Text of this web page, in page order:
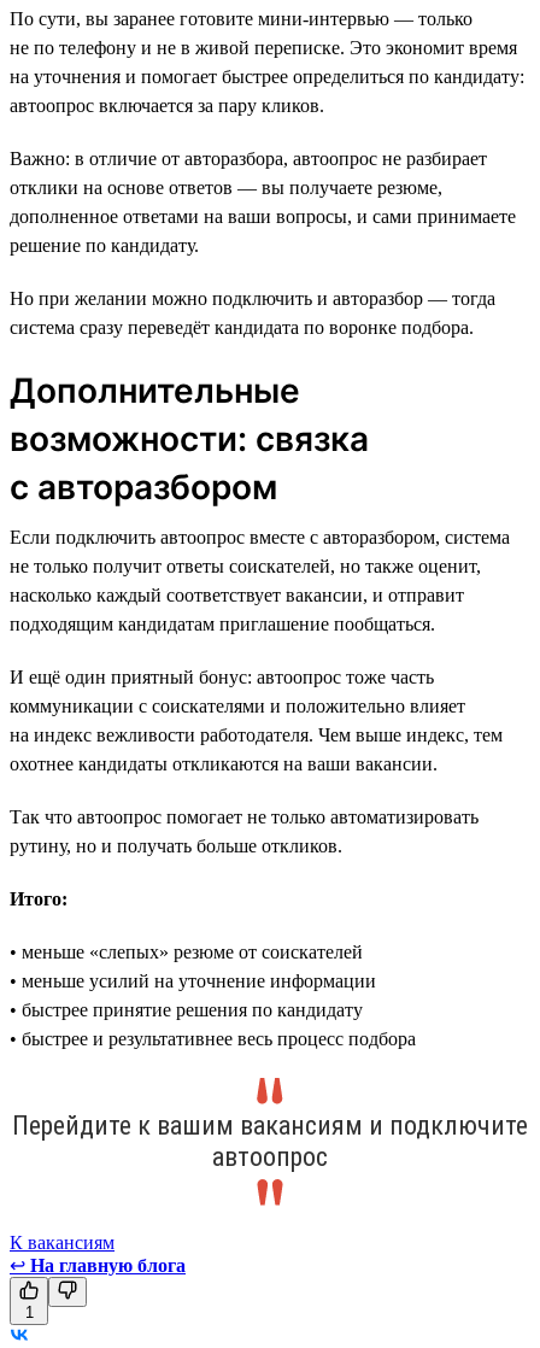
По сути, вы заранее готовите мини-интервью — только
не по телефону и не в живой переписке. Это экономит время
на уточнения и помогает быстрее определиться по кандидату:
автоопрос включается за пару кликов.
Важно: в отличие от авторазбора, автоопрос не разбирает
отклики на основе ответов — вы получаете резюме,
дополненное ответами на ваши вопросы, и сами принимаете
решение по кандидату.
Но при желании можно подключить и авторазбор — тогда
система сразу переведёт кандидата по воронке подбора.
Дополнительные
возможности: связка
с авторазбором
Если подключить автоопрос вместе с авторазбором, система
не только получит ответы соискателей, но также оценит,
насколько каждый соответствует вакансии, и отправит
подходящим кандидатам приглашение пообщаться.
И ещё один приятный бонус: автоопрос тоже часть
коммуникации с соискателями и положительно влияет
на индекс вежливости работодателя. Чем выше индекс, тем
охотнее кандидаты откликаются на ваши вакансии.
Так что автоопрос помогает не только автоматизировать
рутину, но и получать больше откликов.
Итого:
• меньше «слепых» резюме от соискателей
• меньше усилий на уточнение информации
• быстрее принятие решения по кандидату
• быстрее и результативнее весь процесс подбора
Перейдите к вашим вакансиям и подключите
автоопрос
К вакансиям
↩ На главную блога
1